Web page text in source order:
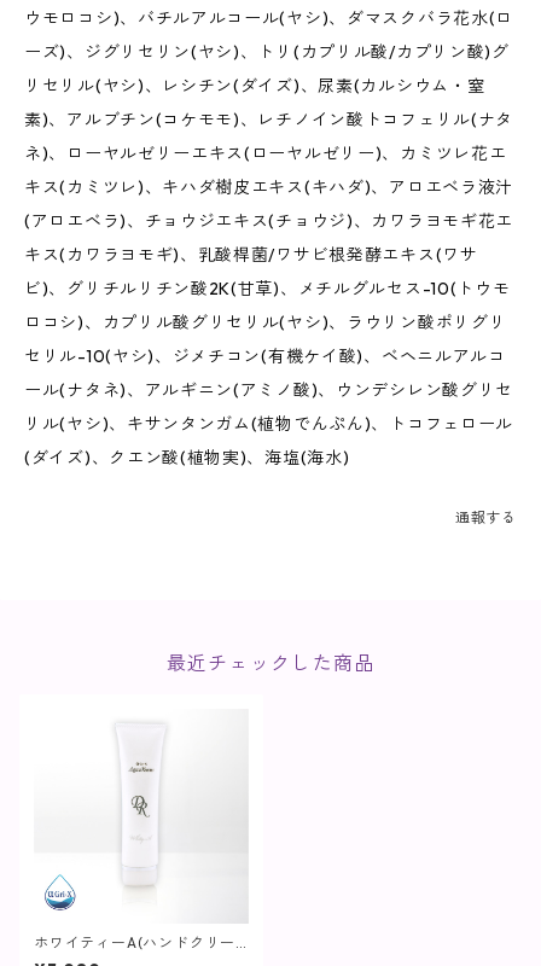
ウモロコシ)、バチルアルコール(ヤシ)、ダマスクバラ花水(ロ
ーズ)、ジグリセリン(ヤシ)、トリ(カプリル酸/カプリン酸)グ
リセリル(ヤシ)、レシチン(ダイズ)、尿素(カルシウム・窒
素)、アルブチン(コケモモ)、レチノイン酸トコフェリル(ナタ
ネ)、ローヤルゼリーエキス(ローヤルゼリー)、カミツレ花エ
キス(カミツレ)、キハダ樹皮エキス(キハダ)、アロエベラ液汁
(アロエベラ)、チョウジエキス(チョウジ)、カワラヨモギ花エ
キス(カワラヨモギ)、乳酸桿菌/ワサビ根発酵エキス(ワサ
ビ)、グリチルリチン酸2K(甘草)、メチルグルセス-10(トウモ
ロコシ)、カプリル酸グリセリル(ヤシ)、ラウリン酸ポリグリ
セリル-10(ヤシ)、ジメチコン(有機ケイ酸)、ベヘニルアルコ
ール(ナタネ)、アルギニン(アミノ酸)、ウンデシレン酸グリセ
リル(ヤシ)、キサンタンガム(植物でんぷん)、トコフェロール
(ダイズ)、クエン酸(植物実)、海塩(海水)
通報する
最近チェックした商品
ホワイティーA(ハンドクリー
ム) / 60g【ヘア・ボディケア